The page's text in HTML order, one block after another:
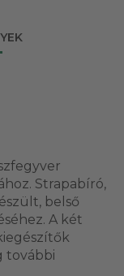
Strapabíró,
belső
A két
további